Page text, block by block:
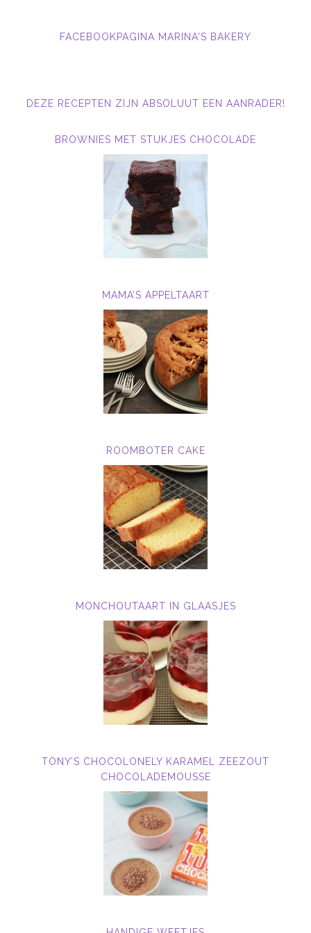
FACEBOOKPAGINA MARINA'S BAKERY
DEZE RECEPTEN ZIJN ABSOLUUT EEN AANRADER!
BROWNIES MET STUKJES CHOCOLADE
MAMA’S APPELTAART
ROOMBOTER CAKE
MONCHOUTAART IN GLAASJES
TONY’S CHOCOLONELY KARAMEL ZEEZOUT
CHOCOLADEMOUSSE